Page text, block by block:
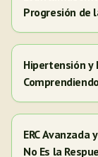
Progresión de
Objetivo para
Hipertensión y
ERC Avanzada
No Es la